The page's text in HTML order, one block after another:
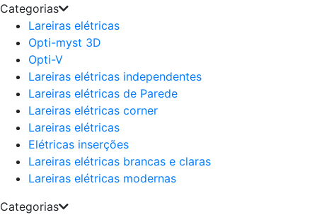
Categorias
Lareiras elétricas
Opti-myst 3D
Opti-V
Lareiras elétricas independentes
Lareiras elétricas de Parede
Lareiras elétricas corner
Lareiras elétricas
Elétricas inserções
Lareiras elétricas brancas e claras
Lareiras elétricas modernas
Categorias